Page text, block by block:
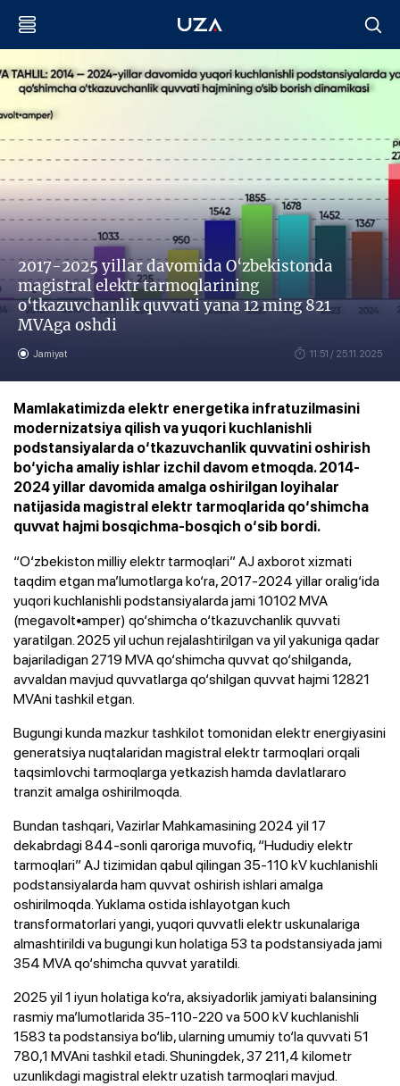
2017-2025 yillar davomida O‘zbekistonda
magistral elektr tarmoqlarining
o‘tkazuvchanlik quvvati yana 12 ming 821
MVAga oshdi
Jamiyat 11:51 / 25.11.2025
Mamlakatimizda elektr energetika infratuzilmasini
modernizatsiya qilish va yuqori kuchlanishli
podstansiyalarda o‘tkazuvchanlik quvvatini oshirish
bo‘yicha amaliy ishlar izchil davom etmoqda. 2014-
2024 yillar davomida amalga oshirilgan loyihalar
natijasida magistral elektr tarmoqlarida qo‘shimcha
quvvat hajmi bosqichma-bosqich o‘sib bordi.
“O‘zbekiston milliy elektr tarmoqlari” AJ axborot xizmati
taqdim etgan ma’lumotlarga ko‘ra, 2017-2024 yillar oralig‘ida
yuqori kuchlanishli podstansiyalarda jami 10102 MVA
(megavolt∙amper) qo‘shimcha o‘tkazuvchanlik quvvati
yaratilgan. 2025 yil uchun rejalashtirilgan va yil yakuniga qadar
bajariladigan 2719 MVA qo‘shimcha quvvat qo‘shilganda,
avvaldan mavjud quvvatlarga qo‘shilgan quvvat hajmi 12821
MVAni tashkil etgan.
Bugungi kunda mazkur tashkilot tomonidan elektr energiyasini
generatsiya nuqtalaridan magistral elektr tarmoqlari orqali
taqsimlovchi tarmoqlarga yetkazish hamda davlatlararo
tranzit amalga oshirilmoqda.
Bundan tashqari, Vazirlar Mahkamasining 2024 yil 17
dekabrdagi 844-sonli qaroriga muvofiq, “Hududiy elektr
tarmoqlari” AJ tizimidan qabul qilingan 35-110 kV kuchlanishli
podstansiyalarda ham quvvat oshirish ishlari amalga
oshirilmoqda. Yuklama ostida ishlayotgan kuch
transformatorlari yangi, yuqori quvvatli elektr uskunalariga
almashtirildi va bugungi kun holatiga 53 ta podstansiyada jami
354 MVA qo‘shimcha quvvat yaratildi.
2025 yil 1 iyun holatiga ko‘ra, aksiyadorlik jamiyati balansining
rasmiy ma’lumotlarida 35-110-220 va 500 kV kuchlanishli
1583 ta podstansiya bo‘lib, ularning umumiy to‘la quvvati 51
780,1 MVAni tashkil etadi. Shuningdek, 37 211,4 kilometr
uzunlikdagi magistral elektr uzatish tarmoqlari mavjud.